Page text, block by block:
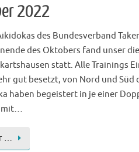
2022
des Bundesverband
des Oktobers fand unser
statt. Alle Trainings
gut besetzt, von Nord und Süd
haben begeistert in je einer
mit…
…